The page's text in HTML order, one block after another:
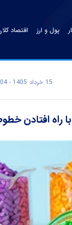
پول و ارز اقتصاد
15 خرداد 1405 - 17:04
افتادن